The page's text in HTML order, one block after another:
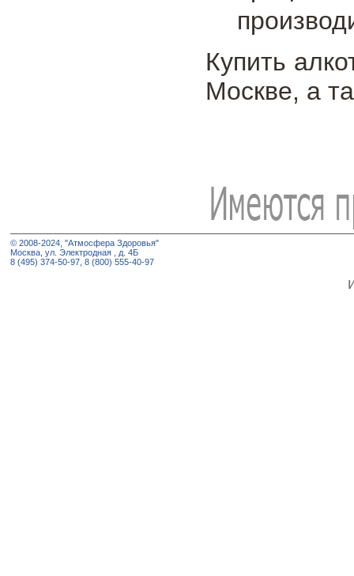
Купить
Москве, а
© 2008-2024, "Атмосфера Здоровья"
Москва, ул. Электродная , д. 4Б
8 (495) 374-50-97, 8 (800) 555-40-97